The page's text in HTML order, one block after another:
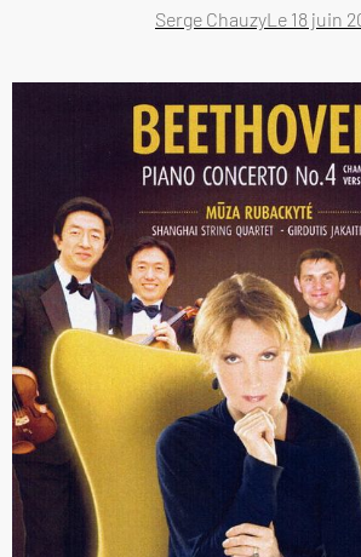
Serge ChauzyLe 18 juin